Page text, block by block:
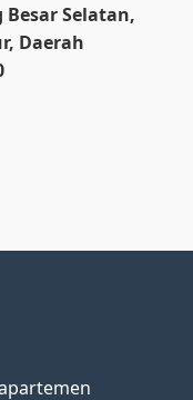
Besar Selatan,
Daerah